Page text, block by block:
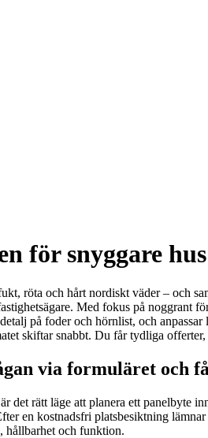
för snyggare
röta och hårt nordiskt väder – och
Med fokus på
på foder och hörnlist, och
skiftar snabbt. Du får tydliga
via formuläret och
det rätt läge att planera ett panelbyte
en kostnadsfri platsbesiktning
hållbarhet och funktion.